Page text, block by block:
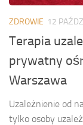
ZDROWIE 12
Terapia
prywatny
Warszawa
Uzależnienie od
tylko osoby